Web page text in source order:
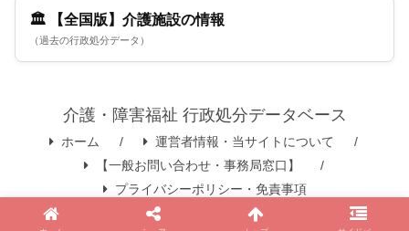
🏛️ 【全国版】介護施設の情報
（過去の行政処分データ）
介護・障害福祉 行政処分データベース
ホーム
運営者情報・当サイトについて
【一般お問い合わせ・事務局窓口】
プライバシーポリシー・免責事項
© 2025 介護・障害福祉 行政処分データベース.